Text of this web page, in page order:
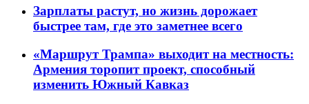
Зарплаты растут, но жизнь дорожает
быстрее там, где это заметнее всего
«Маршрут Трампа» выходит на местность:
Армения торопит проект, способный
изменить Южный Кавказ